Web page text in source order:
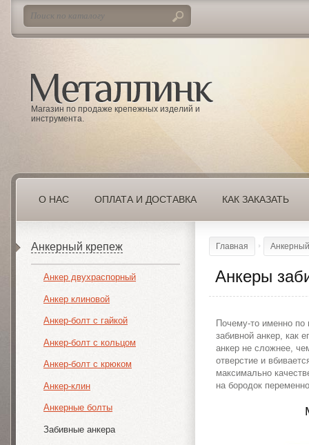
Магазин по продаже крепежных изделий и
инструмента.
Анкерный крепеж
Анкер двухраспорный
Анкер клиновой
Анкер-болт с гайкой
Анкер-болт с кольцом
Анкер-болт с крюком
Анкер-клин
Анкерные болты
Забивные анкера
О НАС ОПЛАТА И ДОСТАВКА КАК ЗАКАЗАТЬ
Главная
Анкеры
Почему-то именно по
забивной анкер, как
анкер не сложнее,
отверстие и
максимально
на бородок